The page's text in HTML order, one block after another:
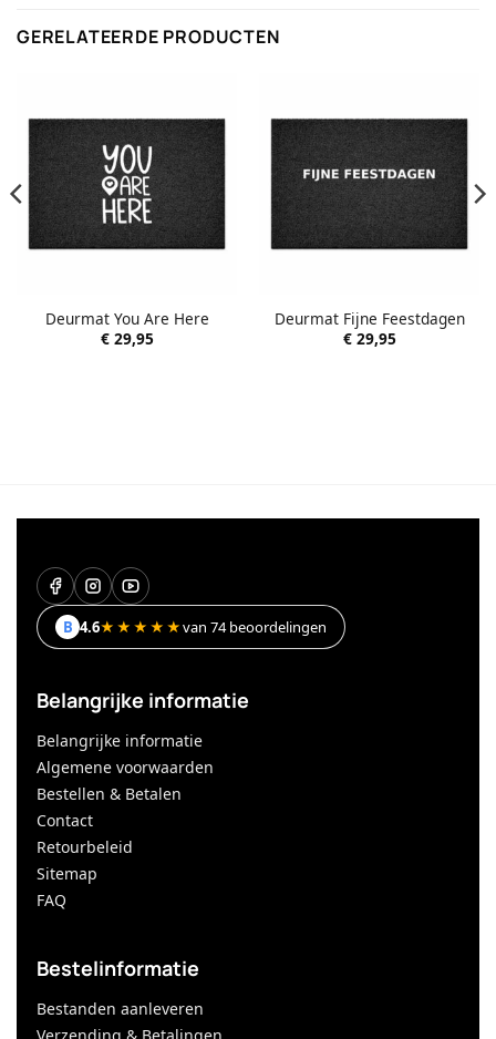
GERELATEERDE PRODUCTEN
Deurmat You Are Here
€29,95
Deurmat Fijne Feestdagen
€29,95
B 4.6★★★★★van 74 beoordelingen
Belangrijke informatie
Belangrijke informatie
Algemene voorwaarden
Bestellen & Betalen
Contact
Retourbeleid
Sitemap
FAQ
Bestelinformatie
Bestanden aanleveren